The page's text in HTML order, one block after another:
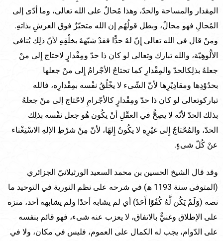
المِقدار والمساحة والحدّ، وهذا مُحالٌ على الله تعالى، وما أدّى إلى
المُحالِ فهو محالٌ، وبطل قولُهُم إن الله متحيّزٌ فوق العرشِ بذاتهِ.
ومنْ قال في الله تعالى إِنّ لهُ حدًّا فقدْ شبّههُ بخلْقِهِ لأنّ ذلِك يُنافي
الألُوهِيّة، والله تبارك وتعالى لو كان ذا حدّ ومِقْدارٍ لاحتاج إِلى منْ
جعلهُ بذلِكالحدّ والمِقْدارِ كما تحتاجُ الأجْرامُ إِلى منْ جعلها
بحدُوْدِها ومقادِيْرِها لأنّ الشّىء لا يخْلُقُ نفْسه بمِقْدارِه، فالله
تباركوتعالى لو كان ذا حدّ ومِقْدارٍ كالأجْرامِ لاحْتاج إلى منْ جعلهُ
بذلك الحدّ لأنّه لا يصِحُّ في العقْلِ أنْ يكُون هُو جعل نفْسه بذلِك
الحدّ، والمُحْتاجُ إِلى غيْرِهِ لا يكُونُ إِلهًا، لأنّ مِنْ شرْطِ الإلهِ الاسْتِغْناء
عنْ كُلّ شىءٍ.
وقد قال الشيخ الحسين بن محمد السعيد الورثيلانيّ الجزائري
(المتوفى سنة 1193 ھ) في شرحه على نظم النورية في التوحيد ما
نصه (وَلَمْ يَكُن لَّهُ كُفُوًا أَحَدٌ) أي لم يشابه أحدًا ولم يشابهه أحد، منزه
على الإطلاق وغنيٌّ بالاتفاق، لا يعزب عنه شىء، فهو قائم بنفسه
على الدّوام، يجب له الكمال على العموم، فليس في مكان، ولا في